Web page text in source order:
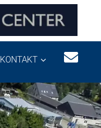
KONTAKT